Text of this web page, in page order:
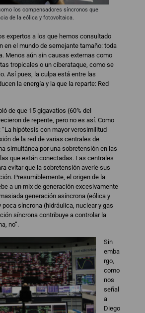
los compensadores síncronos que
de la eólica y fotovoltaica.
expertos a los que hemos consultado
en el mundo de semejante tamaño: toda
Menos aún sin causas externas como
tropicales o un ciberataque, como se
Así pues, la culpa está entre las
la energía y la que la reparte: Red
de que 15 gigavatios (60% del
de repente, pero no es así. Como
“La hipótesis con mayor verosimilitud
de la red de varias centrales de
simultánea por una sobretensión en las
que están conectadas. Las centrales
evitar que la sobretensión averíe sus
Presumiblemente, el origen de la
a un mix de generación excesivamente
generación asíncrona (eólica y
síncrona (hidráulica, nuclear y gas
síncrona contribuye a controlar la
no”.
Sin
emba
rgo,
como
nos
señal
a
Diego